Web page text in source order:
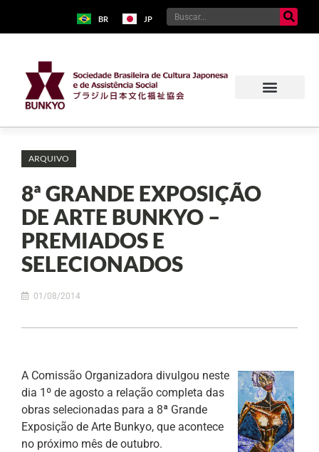
BR JP
ARQUIVO
8ª GRANDE EXPOSIÇÃO
DE ARTE BUNKYO –
PREMIADOS E
SELECIONADOS
01/08/2014
A Comissão Organizadora divulgou neste
dia 1º de agosto a relação completa das
obras selecionadas para a 8ª Grande
Exposição de Arte Bunkyo, que acontece
no próximo mês de outubro.